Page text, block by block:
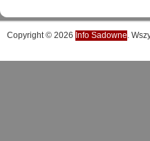
Copyright © 2026 Info Sadowne.